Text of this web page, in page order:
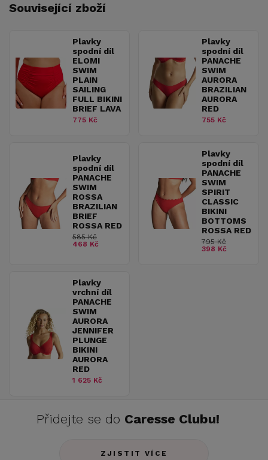
Související zboží
Plavky
spodní díl
ELOMI
SWIM
PLAIN
SAILING
FULL BIKINI
BRIEF LAVA
775 Kč
Plavky
spodní díl
PANACHE
SWIM
AURORA
BRAZILIAN
AURORA
RED
755 Kč
Plavky
spodní díl
PANACHE
SWIM
ROSSA
BRAZILIAN
BRIEF
ROSSA RED
585 Kč
468 Kč
Plavky
spodní díl
PANACHE
SWIM
SPIRIT
CLASSIC
BIKINI
BOTTOMS
ROSSA RED
795 Kč
398 Kč
Plavky
vrchní díl
PANACHE
SWIM
AURORA
JENNIFER
PLUNGE
BIKINI
AURORA
RED
1 625 Kč
Přidejte se do Caresse Clubu!
ZJISTIT VÍCE